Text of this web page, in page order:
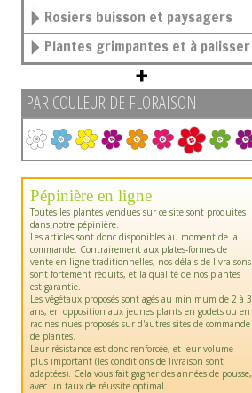
Rosiers buisson et paysagers
Plantes grimpantes et à palisser
PAR COULEUR DE FLORAISON
Pépinière en ligne
Toutes les plantes vendues sur ce site sont produites
dans notre pépinière.
Les articles sont donc disponibles au moment de la
commande. Contrairement aux plates-formes de
vente en ligne traditionnelles, nos délais de livraisons
sont fortement réduits, et la qualité de nos plantes
est garantie.
Les végétaux proposés sont agés au minimum de 2 à 3
ans, en opposition aux jeunes plants en godets ou en
racines nues proposés sur d'autres sites de commande
de plantes.
Leur résistance est donc renforcée, et leur volume
plus important (les conditions de livraison sont
adaptées). Cela vous fait gagner des années de pousse,
avec un taux de réussite optimal.